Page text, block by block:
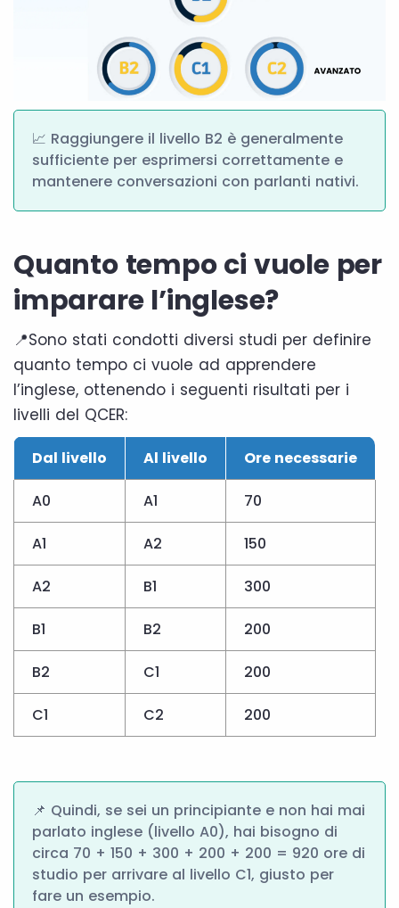
📈 Raggiungere il livello B2 è generalmente
sufficiente per esprimersi correttamente e
mantenere conversazioni con parlanti nativi.
Quanto tempo ci vuole per
imparare l’inglese?
📍Sono stati condotti diversi studi per definire
quanto tempo ci vuole ad apprendere
l’inglese, ottenendo i seguenti risultati per i
livelli del QCER:
Dal livello Al livello Ore necessarie
A0 A1 70
A1 A2 150
A2 B1 300
B1 B2 200
B2 C1 200
C1 C2 200
📌 Quindi, se sei un principiante e non hai mai
parlato inglese (livello A0), hai bisogno di
circa 70 + 150 + 300 + 200 + 200 = 920 ore di
studio per arrivare al livello C1, giusto per
fare un esempio.